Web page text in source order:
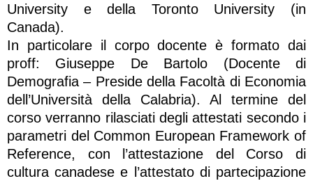
University e della Toronto University (in
Canada).
In particolare il corpo docente è formato dai
proff: Giuseppe De Bartolo (Docente di
Demografia – Preside della Facoltà di Economia
dell’Università della Calabria). Al termine del
corso verranno rilasciati degli attestati secondo i
parametri del Common European Framework of
Reference, con l’attestazione del Corso di
cultura canadese e l’attestato di partecipazione